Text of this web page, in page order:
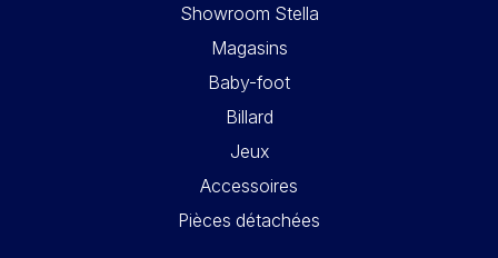
Showroom Stella
Magasins
Baby-foot
Billard
Jeux
Accessoires
Pièces détachées